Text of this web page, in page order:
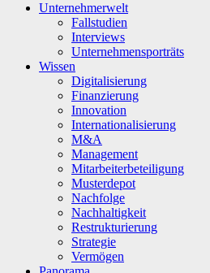
Unternehmerwelt
Fallstudien
Interviews
Unternehmensporträts
Wissen
Digitalisierung
Finanzierung
Innovation
Internationalisierung
M&A
Management
Mitarbeiterbeteiligung
Musterdepot
Nachfolge
Nachhaltigkeit
Restrukturierung
Strategie
Vermögen